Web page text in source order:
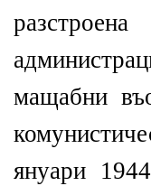
мащабни
януари